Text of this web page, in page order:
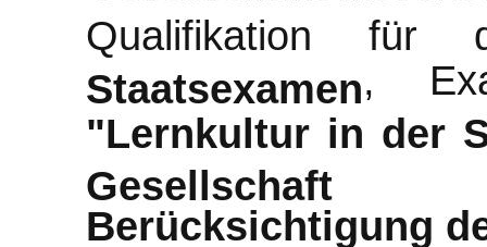
Qualifikation für
Staatsexamen,
"Lernkultur in der
Berücksichtigung